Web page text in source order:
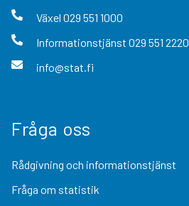
Växel 029 551 1000
Informationstjänst 029 551 2220
info@stat.fi
Fråga oss
Rådgivning och informationstjänst
Fråga om statistik